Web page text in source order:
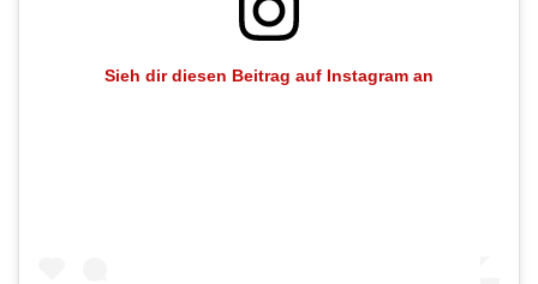
Sieh dir diesen Beitrag auf Instagram an